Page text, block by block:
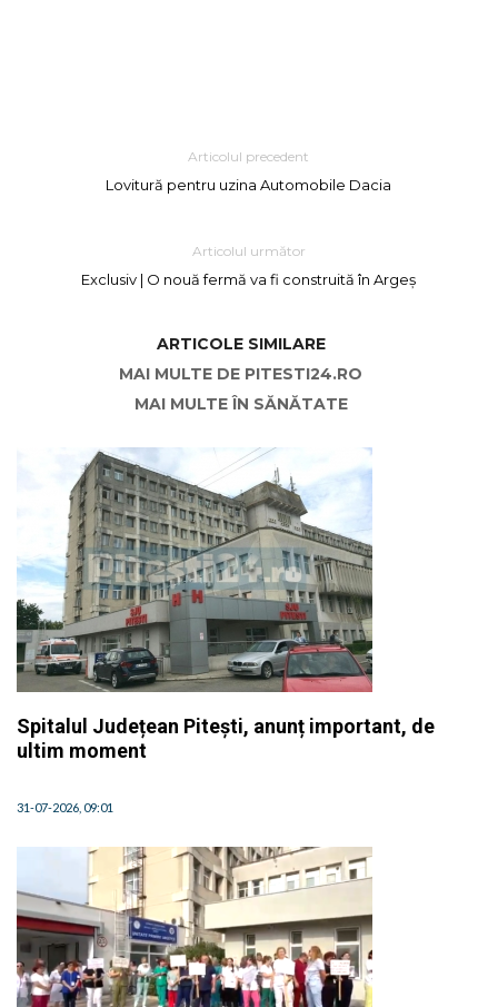
Articolul precedent
Lovitură pentru uzina Automobile Dacia
Articolul următor
Exclusiv | O nouă fermă va fi construită în Argeș
ARTICOLE SIMILARE
MAI MULTE DE PITESTI24.RO
MAI MULTE ÎN SĂNĂTATE
Spitalul Județean Pitești, anunț important, de
ultim moment
31-07-2026, 09:01